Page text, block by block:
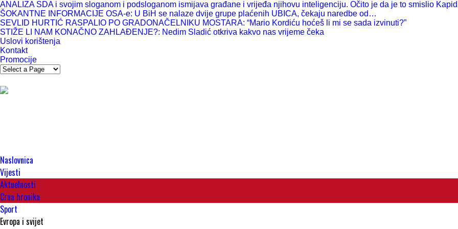
ANALIZA SDA i svojim sloganom i podsloganom ismijava građane i vrijeđa njihovu inteligenciju. Očito je da je to smislio
ŠOKANTNE INFORMACIJE OSA-e: U BiH se nalaze dvije grupe plaćenih UBICA, čekaju naredbe od…
SEVLID HURTIĆ RASPALIO PO GRADONAČELNIKU MOSTARA: “Mario Kordiću hoćeš li mi se sada izvinuti?”
STIŽE LI NAM KONAČNO ZAHLAĐENJE?: Nedim Sladić otkriva kakvo nas vrijeme čeka
Uslovi korištenja
Kontakt
Promocije
Naslovnica
Vijesti
Aktuelnosti
Crna hronika
Sport
Evropa i svijet